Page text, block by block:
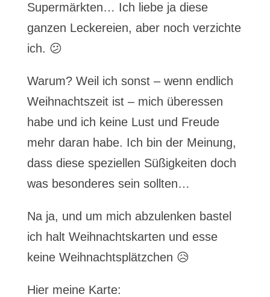
Supermärkten… Ich liebe ja diese
ganzen Leckereien, aber noch verzichte
ich. 😕
Warum? Weil ich sonst – wenn endlich
Weihnachtszeit ist – mich überessen
habe und ich keine Lust und Freude
mehr daran habe. Ich bin der Meinung,
dass diese speziellen Süßigkeiten doch
was besonderes sein sollten…
Na ja, und um mich abzulenken bastel
ich halt Weihnachtskarten und esse
keine Weihnachtsplätzchen 😥
Hier meine Karte: